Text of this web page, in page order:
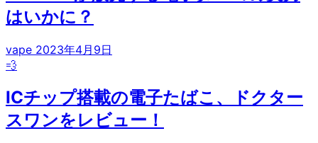
はいかに？
vape 2023年4月9日
💨
ICチップ搭載の電子たばこ、ドクター
スワンをレビュー！